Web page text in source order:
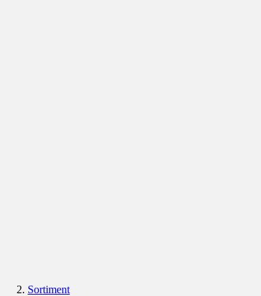
Sortiment